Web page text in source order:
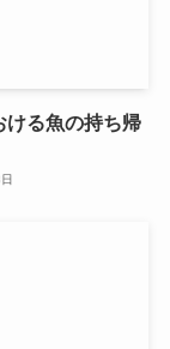
ける魚の持ち帰